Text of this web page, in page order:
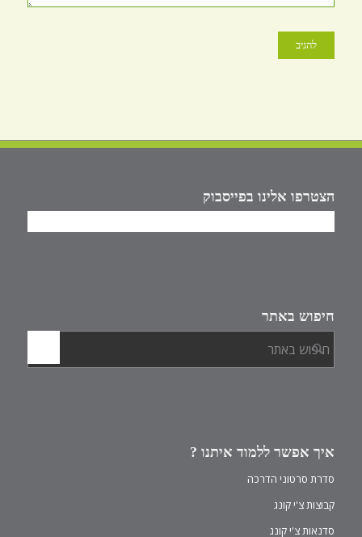
הצטרפו אלינו בפייסבוק
חיפוש באתר
איך אפשר ללמוד איתנו ?
סדרת סרטוני הדרכה
קבוצות צ'י קונג
סדנאות צ'י קונג